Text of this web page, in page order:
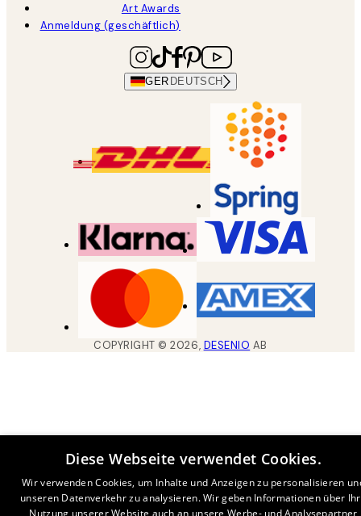
Art Awards
Anmeldung (geschäftlich)
GER DEUTSCH
COPYRIGHT ©2026, DESENIO AB
Diese Webseite verwendet Cookies.
Wir verwenden Cookies, um Inhalte und Anzeigen zu personalisieren
unseren Datenverkehr zu analysieren. Wir geben Informationen über
Nutzung unserer Website auch an unsere Werbe- und Analysepartner